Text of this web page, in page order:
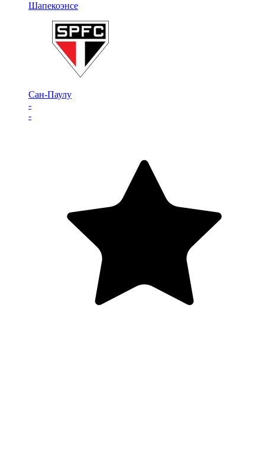
Шапекоэнсе
Сан-Паулу
-
-